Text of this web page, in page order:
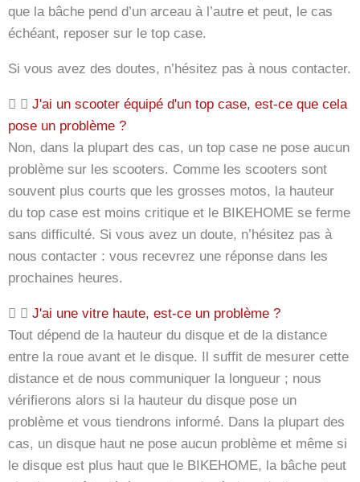
que la bâche pend d’un arceau à l’autre et peut, le cas
échéant, reposer sur le top case.
Si vous avez des doutes, n’hésitez pas à nous contacter.
J'ai un scooter équipé d'un top case, est-ce que cela
pose un problème ?
Non, dans la plupart des cas, un top case ne pose aucun
problème sur les scooters. Comme les scooters sont
souvent plus courts que les grosses motos, la hauteur
du top case est moins critique et le BIKEHOME se ferme
sans difficulté. Si vous avez un doute, n’hésitez pas à
nous contacter : vous recevrez une réponse dans les
prochaines heures.
J'ai une vitre haute, est-ce un problème ?
Tout dépend de la hauteur du disque et de la distance
entre la roue avant et le disque. Il suffit de mesurer cette
distance et de nous communiquer la longueur ; nous
vérifierons alors si la hauteur du disque pose un
problème et vous tiendrons informé. Dans la plupart des
cas, un disque haut ne pose aucun problème et même si
le disque est plus haut que le BIKEHOME, la bâche peut